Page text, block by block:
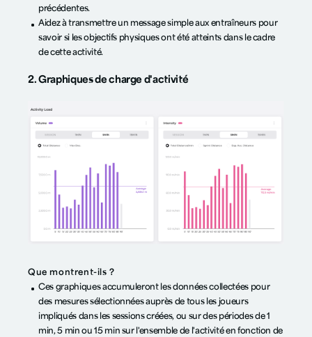
précédentes.
Aidez à transmettre un message simple aux entraîneurs pour
savoir si les objectifs physiques ont été atteints dans le cadre
de cette activité.
2. Graphiques de charge d'activité
Que montrent-ils ?
Ces graphiques accumuleront les données collectées pour
des mesures sélectionnées auprès de tous les joueurs
impliqués dans les sessions créées, ou sur des périodes de 1
min, 5 min ou 15 min sur l'ensemble de l'activité en fonction de